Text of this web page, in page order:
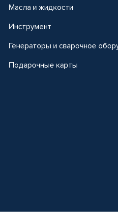
Масла и жидкости
Инструмент
Генераторы и сварочное
Подарочные карты